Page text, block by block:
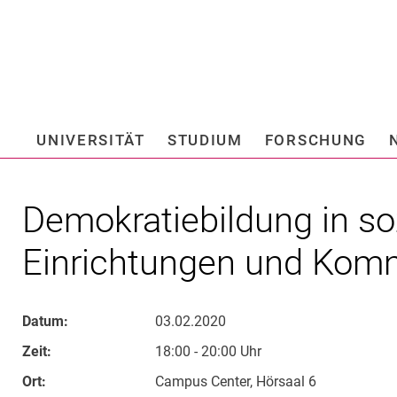
Springe direkt zu:
UNIVERSITÄT STUDIUM FORSCHUNG
Demokratiebildung in
Einrichtungen und
Datum:
03.02.2020
Zeit:
18:00 - 20:00 Uhr
Ort:
Campus Center, Hörsaal 6